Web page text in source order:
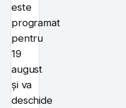
este
programat
pentru
19
august
și va
deschide